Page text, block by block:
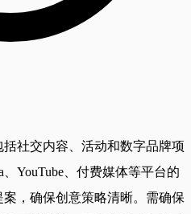
社交内容、活动和数字品牌项
YouTube、付费媒体等平台的
，确保创意策略清晰。需确保